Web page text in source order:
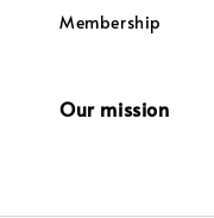
Membership
Our mission